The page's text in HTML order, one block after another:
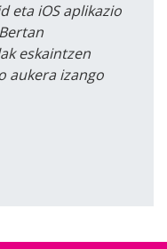
eta iOS aplikazio
eskaintzen
aukera izango